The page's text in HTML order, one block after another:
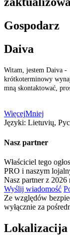
Gospodarz
Daiva
Witam, jestem Daiva -
krótkoterminowy
mną skontaktować,
WięcejMniej
Języki: Lietuvių,
Nasz partner
Właściciel tego
PRO i naszym
Nasz partner z 2026
Wyślij wiadomość
Ze względów
wyłącznie za
Lokalizacija